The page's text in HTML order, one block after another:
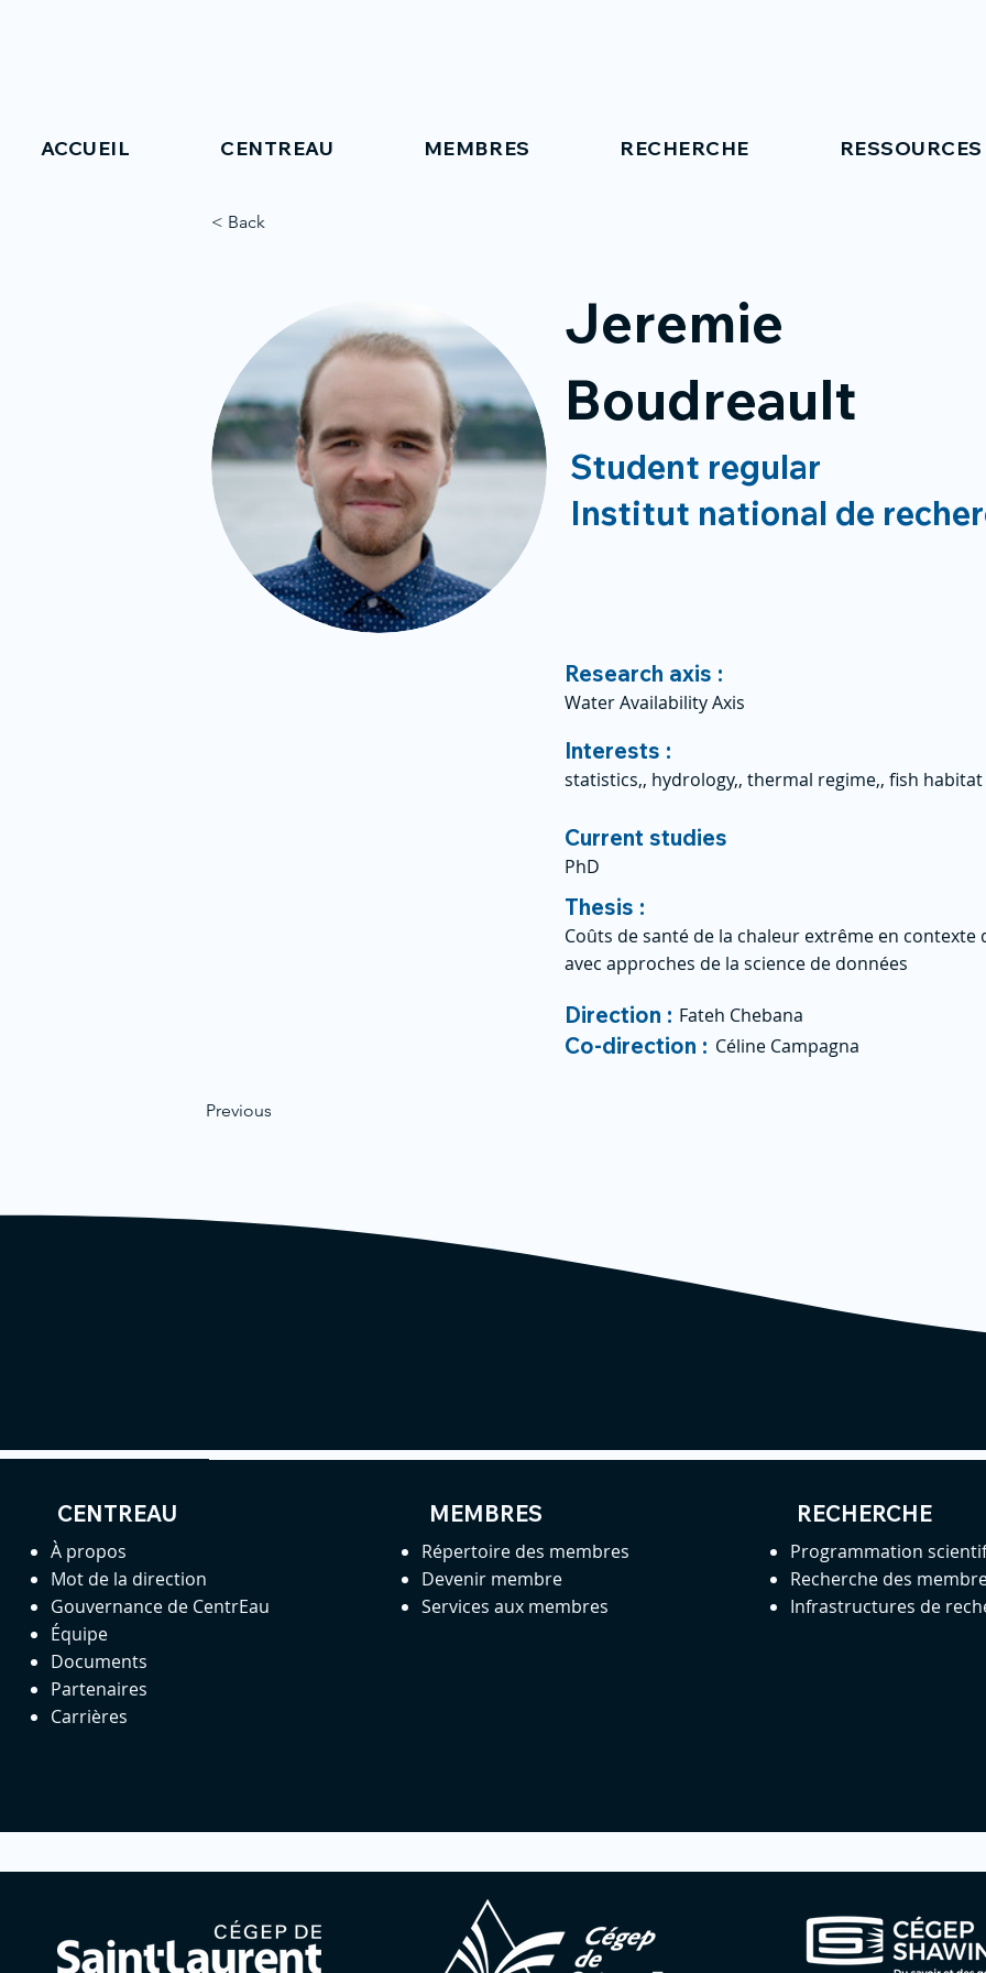
ACCUEIL CENTREAU MEMBRES RECHERCHE RESSOURCES
< Back
Jeremie
Boudreault
Student regular
Institut national de
Research axis :
Water Availability Axis
Interests :
statistics,, hydrology,, thermal regime,, fish habitat
Current studies
PhD
Thesis :
Coûts de santé de la chaleur extrême en
avec approches de la science de données
Previous
Direction : Fateh Chebana
Co-direction : Céline Campagna
CENTREAU
À propos
Mot de la direction
Gouvernance de CentrEau
Équipe
Documents
Partenaires
Carrières
MEMBRES
Répertoire des membres
Devenir membre
Services aux membres
RECHERCHE
Programmation
Recherche des
Infrastructures de